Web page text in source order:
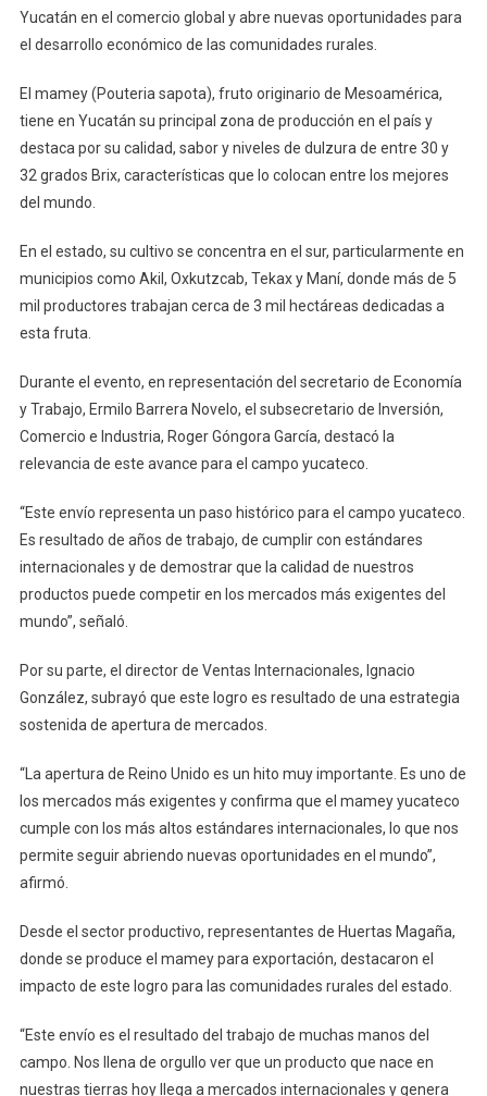
Yucatán en el comercio global y abre nuevas oportunidades para
el desarrollo económico de las comunidades rurales.
El mamey (Pouteria sapota), fruto originario de Mesoamérica,
tiene en Yucatán su principal zona de producción en el país y
destaca por su calidad, sabor y niveles de dulzura de entre 30 y
32 grados Brix, características que lo colocan entre los mejores
del mundo.
En el estado, su cultivo se concentra en el sur, particularmente en
municipios como Akil, Oxkutzcab, Tekax y Maní, donde más de 5
mil productores trabajan cerca de 3 mil hectáreas dedicadas a
esta fruta.
Durante el evento, en representación del secretario de Economía
y Trabajo, Ermilo Barrera Novelo, el subsecretario de Inversión,
Comercio e Industria, Roger Góngora García, destacó la
relevancia de este avance para el campo yucateco.
“Este envío representa un paso histórico para el campo yucateco.
Es resultado de años de trabajo, de cumplir con estándares
internacionales y de demostrar que la calidad de nuestros
productos puede competir en los mercados más exigentes del
mundo”, señaló.
Por su parte, el director de Ventas Internacionales, Ignacio
González, subrayó que este logro es resultado de una estrategia
sostenida de apertura de mercados.
“La apertura de Reino Unido es un hito muy importante. Es uno de
los mercados más exigentes y confirma que el mamey yucateco
cumple con los más altos estándares internacionales, lo que nos
permite seguir abriendo nuevas oportunidades en el mundo”,
afirmó.
Desde el sector productivo, representantes de Huertas Magaña,
donde se produce el mamey para exportación, destacaron el
impacto de este logro para las comunidades rurales del estado.
“Este envío es el resultado del trabajo de muchas manos del
campo. Nos llena de orgullo ver que un producto que nace en
nuestras tierras hoy llega a mercados internacionales y genera